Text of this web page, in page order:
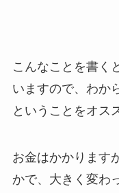
こんなことを書く
いますので、わか
ということをオス
お金はかかります
かで、大きく変わ